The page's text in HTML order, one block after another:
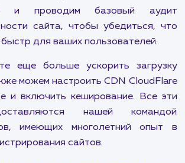
на сайт, разработать
email письма для
Google Analytics,
Мы также
от вирусов и
включая аудит
аудит настроек PHP и аудит